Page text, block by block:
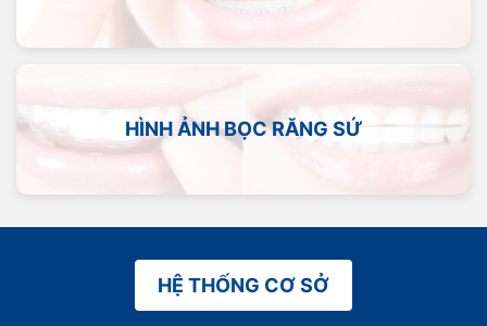
HÌNH ẢNH BỌC RĂNG SỨ
HỆ THỐNG CƠ SỞ